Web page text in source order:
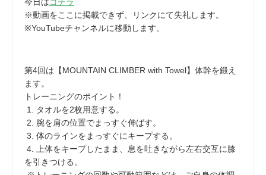
※動画をここに掲載できず、リンクにて失礼します。
※YouTubeチャンネルに移動します。
第4回は【MOUNTAIN CLIMBER with Towel】体幹を鍛え
ます。
トレーニングのポイント！
1. タオルを2枚用意する。
2. 腕を肩の位置でまっすぐ伸ばす。
3. 体のラインをまっすぐにキープする。
4. 上体をキープしたまま、息を吐きながら左右交互に膝
を引きつける。